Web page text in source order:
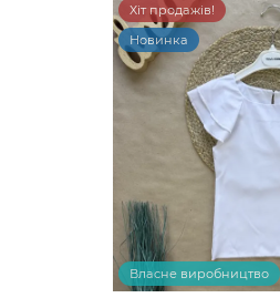
Хіт продажів!
Новинка
Власне виробництво